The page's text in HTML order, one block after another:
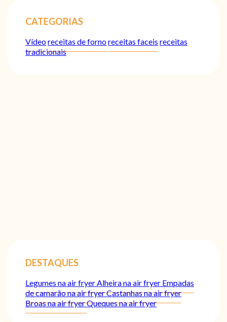
CATEGORIAS
Vídeoreceitas de fornoreceitas faceis receitas
tradicionais
DESTAQUES
Legumes na air fryerAlheira na air fryer Empadas
de camarão na air fryerCastanhas na air fryer
Broas na air fryerQueques na air fryer